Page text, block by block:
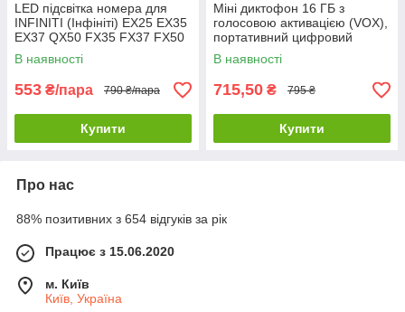
LED підсвітка номера для
INFINITI (Інфініті) EX25 EX35
EX37 QX50 FX35 FX37 FX50
QX70 Q45
В наявності
553 ₴/пара 790 ₴/пара
Купити
Міні диктофон 16 ГБ з
голосовою активацією (VOX),
портативний цифровий
аудіорекордер, запис до 192
годин
В наявності
715,50 ₴ 795 ₴
Купити
Про нас
88% позитивних з 654 відгуків за рік
Працює з 15.06.2020
м. Київ
Київ, Україна